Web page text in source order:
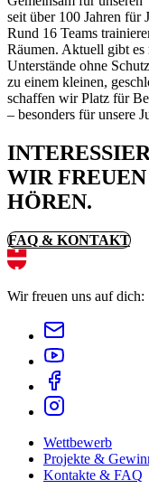
seit über 100 Jahren für
Rund 16 Teams
Räumen. Aktuell gibt
Unterstände ohne
zu einem kleinen,
schaffen wir Platz für
– besonders für unsere
WIR
HÖREN.
FAQ & KONTAKT
Wir freuen uns auf dich:
Wettbewerb
Projekte &
Kontakte & FAQ